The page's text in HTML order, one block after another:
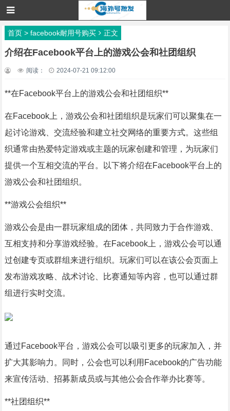
首页> facebook耐用号购买 正文
介绍在Facebook平台上的游戏公会和社团组织
阅读： 2024-07-21 09:12:00
**在Facebook平台上的游戏公会和社团组织**
在Facebook上，游戏公会和社团组织是玩家们可以聚集在一
起讨论游戏、交流经验和建立社交网络的重要方式。这些组
织通常由热爱特定游戏或主题的玩家创建和管理，为玩家们
提供一个互相交流的平台。以下将介绍在Facebook平台上的
游戏公会和社团组织。
**游戏公会组织**
游戏公会是由一群玩家组成的团体，共同致力于合作游戏、
互相支持和分享游戏经验。在Facebook上，游戏公会可以通
过创建专页或群组来进行组织。玩家们可以在该公会页面上
发布游戏攻略、战术讨论、比赛通知等内容，也可以通过群
组进行实时交流。
通过Facebook平台，游戏公会可以吸引更多的玩家加入，并
扩大其影响力。同时，公会也可以利用Facebook的广告功能
来宣传活动、招募新成员或与其他公会合作举办比赛等。
**社团组织**